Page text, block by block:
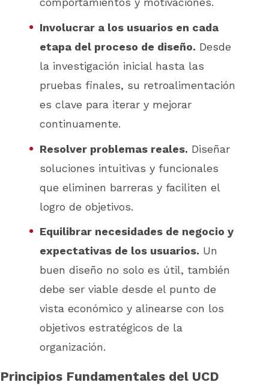
Involucrar a los usuarios en cada
etapa del proceso de diseño. Desde
la investigación inicial hasta las
pruebas finales, su retroalimentación
es clave para iterar y mejorar
continuamente.
Resolver problemas reales. Diseñar
soluciones intuitivas y funcionales
que eliminen barreras y faciliten el
logro de objetivos.
Equilibrar necesidades de negocio y
expectativas de los usuarios. Un
buen diseño no solo es útil, también
debe ser viable desde el punto de
vista económico y alinearse con los
objetivos estratégicos de la
organización.
Principios Fundamentales del UCD